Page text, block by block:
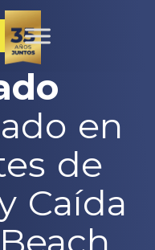
en
de
Caída